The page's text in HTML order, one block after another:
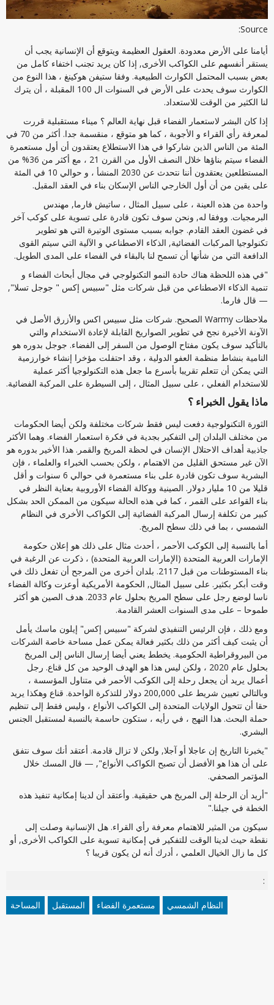
Source:
أيامنا على الأرض معدودة. العقول العظيمة ويتوقع أن الإنسانية يجب أن
يستقر أنفسهم على الكواكب الأخرى, إذا كان يريد تجنب اختفاء كامل من
بعض بسبب المحتمل الكوارث الطبيعية. وفقا ستيفن هوكينغ ، هذا النوع من
الكوارث سوف يحدث على الأرض في السنوات ال 100 المقبلة ، أن يترك
لنا الكثير من الوقت للاستعداد.
إذا كان البشر لاستعمار الفضاء قبل نهاية العالم ؟ ميناء مستقبلية قررت
لمعرفة رأي القراء و الأجوبة ، كما هو متوقع ، منقسمة جدا. أكثر من 70 في
المئة من الناس الذين شاركوا في هذا الاستطلاع يعتقدون أن أول مستعمرة
الفضاء سيتم بناؤها خلال النصف الأول من القرن 21 ، مع أكثر من 36% من
المستطلعين يعتقدون أننا نتحدث عن 2030 المنشأ ، و حوالي 10 في المئة
على يقين من أن أول الخارجي الناس الإسكان بناء في العقد المقبل.
واحدة من هذه العينة ، على سبيل المثال ، ساتيش فارما, مهندس
البرمجيات. ووفقا له, ونحن سوف تكون قادرة على تسوية على كوكب آخر
في غضون العقد القادم. جوابه بسبب مستوى الوتيرة التي هو تطوير
تكنولوجيا المركبات الفضائية, الذكاء الاصطناعي و الآلية التي سيتم القوى
الدافعة التي من شأنها أن تسمح لنا بالبقاء في الفضاء على المدى الطويل.
"في هذه اللحظة هناك حادة النمو التكنولوجي في مجال أبحاث الفضاء و
تنمية الذكاء الاصطناعي من قبل شركات مثل "سبيس إكس " جوجل تسلا",
— قال فارما.
ملاحظات Warmy الصحيح. شركات مثل سبيس اكس والأزرق الأصل في
الآونة الأخيرة نجح في تطوير الصواريخ القابلة لإعادة الاستخدام والتي
بالتأكيد سوف يكون مفتاح الوصول من السفر إلى الفضاء. جوجل بدوره هو
النامية بنشاط منظمة العفو الدولية ، وقد احتفلت مؤخرا إنشاء خوارزمية
التي يمكن أن تتعلم تقريبا بأسرع ما جعل هذه التكنولوجيا أكثر عملية
للاستخدام الفعلي ، على سبيل المثال ، إلى السيطرة على المركبة الفضائية.
ماذا يقول الخبراء ؟
الثورة التكنولوجية دفعت ليس فقط شركات مختلفة ولكن أيضا الحكومات
من مختلف البلدان إلى التفكير بجدية في فكرة استعمار الفضاء. وهما الأكثر
جاذبية أهداف الاحتلال الإنسان في لحظة المريخ والقمر. هذا الأخير بدوره هو
الآن غير مستحق القليل من الاهتمام ، ولكن بحسب الخبراء والعلماء ، فإن
البشرية سوف تكون قادرة على بناء مستعمرة في حوالي 6 سنوات و أقل
قليلا من 10 مليار دولار. الصينية ووكالة الفضاء الأوروبية بعناية النظر في
بناء القواعد على القمر ، كما في هذه الحالة سيكون من الممكن الحد بشكل
كبير من تكلفة إرسال المركبة الفضائية إلى الكواكب الأخرى في النظام
الشمسي ، بما في ذلك سطح المريخ.
أما بالنسبة إلى الكوكب الأحمر ، أحدث مثال على ذلك هو إعلان حكومة
الإمارات العربية المتحدة (الإمارات العربية المتحدة) ، ذكرت عن الرغبة في
بناء المستوطنات من قبل 2117. بلدان أخرى من المرجح أن تفعل ذلك في
وقت أبكر بكثير. على سبيل المثال, الحكومة الأمريكية أوعزت وكالة الفضاء
ناسا لوضع رجل على سطح المريخ بحلول عام 2033. هدف الصين هو أكثر
طموحا – على مدى السنوات العشر القادمة.
ومع ذلك ، فإن الرئيس التنفيذي لشركة "سبيس إكس" إيلون ماسك يأمل
أن يثبت كيف أكثر من ذلك بكثير فعالة يمكن عمل مساحة خاصة الشركات
من البيروقراطية الحكومية. يخطط يعني أيضا إرسال الناس إلى المريخ
بحلول عام 2020 ، ولكن ليس هذا هو الهدف الوحيد من كل قناع. رجل
أعمال يريد أن يجعل رحلة إلى الكوكب الأحمر في متناول المؤسسة ،
وبالتالي تعيين شريط على 200,000 دولار للتذكرة الواحدة. قناع وهكذا يريد
حقا أن تتحول الولايات المتحدة إلى الكواكب الأنواع ، وليس فقط إلى تنظيم
حملة البحث. هذا النهج ، في رأيه ، ستكون حاسمة بالنسبة لمستقبل الجنس
البشري.
"يخبرنا التاريخ إن عاجلا أو آجلا, ولكن لا تزال قادمة. أعتقد أنك سوف نتفق
على أن هذا هو الأفضل أن تصبح الكواكب الأنواع", — قال المسك خلال
المؤتمر الصحفي.
"أريد أن الرحلة إلى المريخ هي حقيقية. وأعتقد أن لدينا إمكانية تنفيذ هذه
الخطة في جيلنا."
سيكون من المثير للاهتمام معرفة رأي القراء. هل الإنسانية وصلت إلى
نقطة حيث لدينا الوقت للتفكير في إمكانية تسوية على الكواكب الأخرى, أو
كل ما زال الخيال العلمي ، أدرك أنه لن يكون قريبا ؟
:
المساحة المستقبل مستعمرة الفضاء النظام الشمسي